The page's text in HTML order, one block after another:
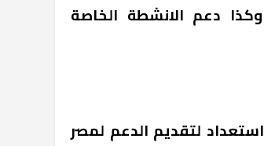
دعم الانشطة الخاصة
لتقديم الدعم لمصر